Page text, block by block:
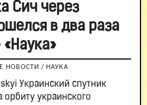
Сич через
в два раза
НОВОСТИ / НАУКА
Украинский спутник
украинского